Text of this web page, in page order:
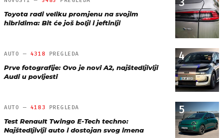
Toyota radi veliku promjenu na svojim
hibridima: Bit će još bolji i jeftiniji
4
AUTO — 4318 PREGLEDA
Prve fotografije: Ovo je novi A2, najštedljiviji
Audi u povijesti
5
AUTO — 4183 PREGLEDA
Test Renault Twingo E-Tech techno:
Najštedljiviji auto i dostojan svog imena